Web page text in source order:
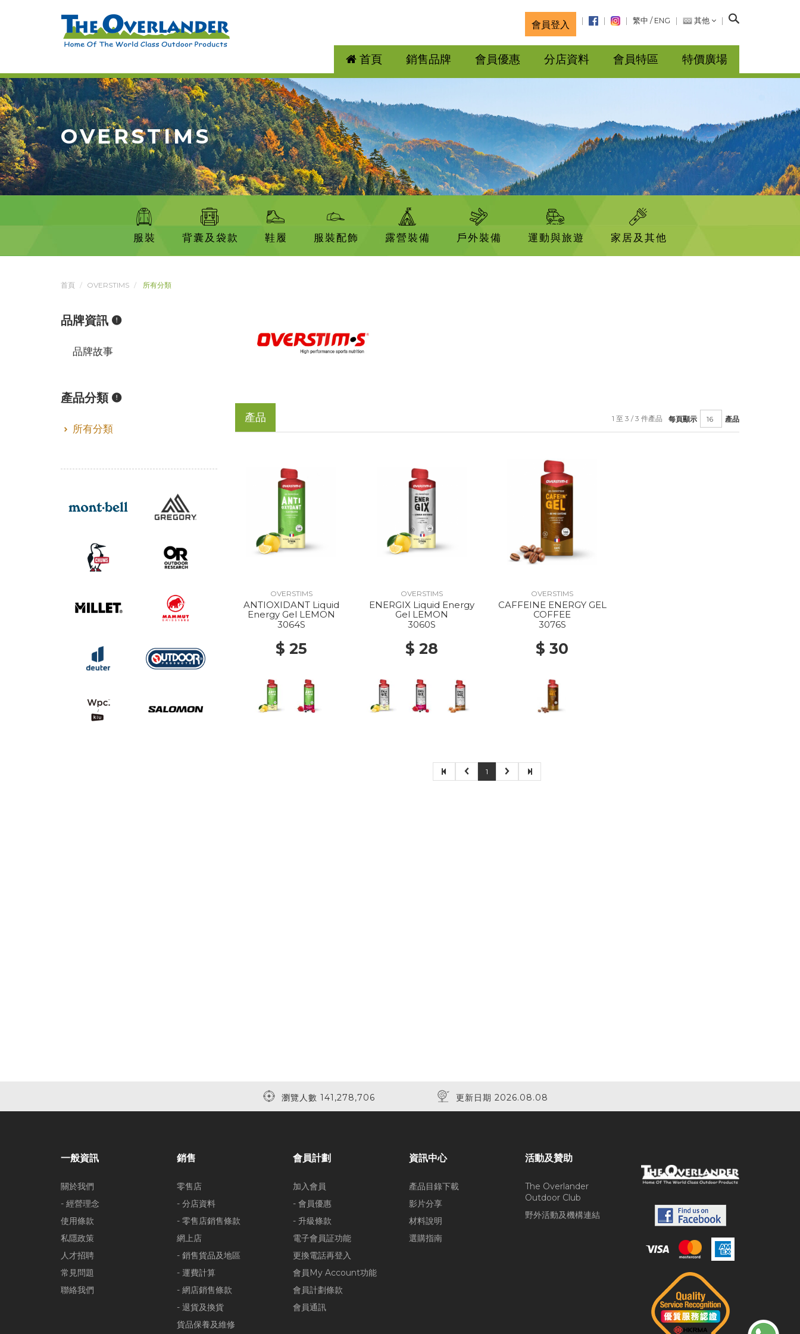
會員登入 繁中 / ENG 其他
搜
首頁 銷售品牌 會員優惠 分店資料 會員特區 特價廣場
OVERSTIMS
服裝 背囊及袋款 鞋履 服裝配飾 露營裝備 戶外裝備 運動與旅遊 家居及其他
首頁 OVERSTIMS 所有分類
產品 每頁顯示 產品
1 至 3 / 3 件產品
OVERSTIMS
ANTIOXIDANT Liquid
Energy Gel LEMON
3064S
$ 25
OVERSTIMS
ENERGIX Liquid Energy
Gel LEMON
3060S
$ 28
OVERSTIMS
CAFFEINE ENERGY GEL
COFFEE
3076S
$ 30
1
品牌資訊
品牌故事
產品分類
所有分類
瀏覽人數 141,278,706 更新日期 2026.08.08
一般資訊
關於我們
- 經營理念
使用條款
私隱政策
人才招聘
常見問題
聯絡我們
銷售
零售店
- 分店資料
- 零售店銷售條款
網上店
- 銷售貨品及地區
- 運費計算
- 網店銷售條款
- 退貨及換貨
貨品保養及維修
會員計劃
加入會員
- 會員優惠
- 升級條款
電子會員証功能
更換電話再登入
會員My Account功能
會員計劃條款
會員通訊
資訊中心
產品目錄下載
影片分享
材料說明
選購指南
活動及贊助
The Overlander
Outdoor Club
野外活動及機構連結